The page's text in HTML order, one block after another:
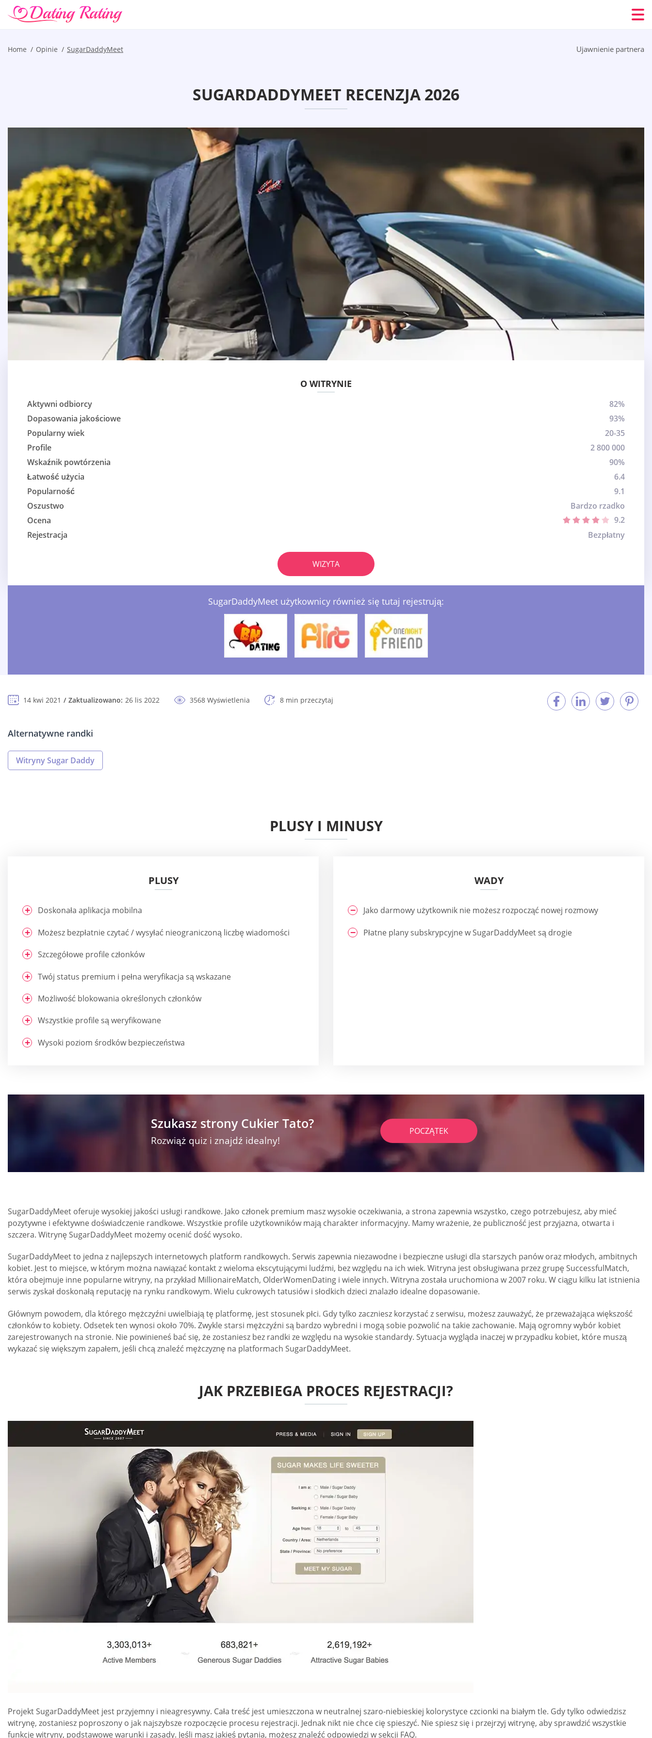
Home Opinie SugarDaddyMeet Ujawnienie partnera
SUGARDADDYMEET RECENZJA 2026
O WITRYNIE
Aktywni odbiorcy
82%
Dopasowania jakościowe
93%
Popularny wiek
20-35
Profile
2 800 000
Wskaźnik powtórzenia
90%
Łatwość użycia
6.4
Popularność
9.1
Oszustwo
Bardzo rzadko
Ocena
9.2
Rejestracja
Bezpłatny
WIZYTA
SugarDaddyMeet użytkownicy również się tutaj rejestrują:
14 kwi 2021 Zaktualizowano: 26 lis 2022 3568 Wyświetlenia 8 min przeczytaj
Alternatywne randki
Witryny Sugar Daddy
PLUSY I MINUSY
PLUSY
Doskonała aplikacja mobilna
Możesz bezpłatnie czytać / wysyłać nieograniczoną liczbę wiadomości
Szczegółowe profile członków
Twój status premium i pełna weryfikacja są wskazane
Możliwość blokowania określonych członków
Wszystkie profile są weryfikowane
Wysoki poziom środków bezpieczeństwa
WADY
Jako darmowy użytkownik nie możesz rozpocząć nowej rozmowy
Płatne plany subskrypcyjne w SugarDaddyMeet są drogie
Szukasz strony Cukier Tato?
Rozwiąż quiz i znajdź idealny!
POCZĄTEK
SugarDaddyMeet oferuje wysokiej jakości usługi randkowe. Jako członek premium masz wysokie oczekiwania, a strona zapewnia wszystko, czego potrzebujesz, aby mieć
pozytywne i efektywne doświadczenie randkowe. Wszystkie profile użytkowników mają charakter informacyjny. Mamy wrażenie, że publiczność jest przyjazna, otwarta i
szczera. Witrynę SugarDaddyMeet możemy ocenić dość wysoko.
SugarDaddyMeet to jedna z najlepszych internetowych platform randkowych. Serwis zapewnia niezawodne i bezpieczne usługi dla starszych panów oraz młodych, ambitnych
kobiet. Jest to miejsce, w którym można nawiązać kontakt z wieloma ekscytującymi ludźmi, bez względu na ich wiek. Witryna jest obsługiwana przez grupę SuccessfulMatch,
która obejmuje inne popularne witryny, na przykład MillionaireMatch, OlderWomenDating i wiele innych. Witryna została uruchomiona w 2007 roku. W ciągu kilku lat istnienia
serwis zyskał doskonałą reputację na rynku randkowym. Wielu cukrowych tatusiów i słodkich dzieci znalazło idealne dopasowanie.
Głównym powodem, dla którego mężczyźni uwielbiają tę platformę, jest stosunek płci. Gdy tylko zaczniesz korzystać z serwisu, możesz zauważyć, że przeważająca większość
członków to kobiety. Odsetek ten wynosi około 70%. Zwykle starsi mężczyźni są bardzo wybredni i mogą sobie pozwolić na takie zachowanie. Mają ogromny wybór kobiet
zarejestrowanych na stronie. Nie powinieneś bać się, że zostaniesz bez randki ze względu na wysokie standardy. Sytuacja wygląda inaczej w przypadku kobiet, które muszą
wykazać się większym zapałem, jeśli chcą znaleźć mężczyznę na platformach SugarDaddyMeet.
JAK PRZEBIEGA PROCES REJESTRACJI?
Projekt SugarDaddyMeet jest przyjemny i nieagresywny. Cała treść jest umieszczona w neutralnej szaro-niebieskiej kolorystyce czcionki na białym tle. Gdy tylko odwiedzisz
witrynę, zostaniesz poproszony o jak najszybsze rozpoczęcie procesu rejestracji. Jednak nikt nie chce cię spieszyć. Nie spiesz się i przejrzyj witrynę, aby sprawdzić wszystkie
funkcje witryny, podstawowe warunki i zasady. Jeśli masz jakieś pytania, możesz znaleźć odpowiedzi w sekcji FAQ.